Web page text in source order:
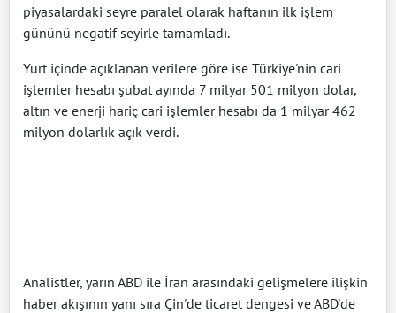
piyasalardaki seyre paralel olarak haftanın ilk işlem
gününü negatif seyirle tamamladı.
Yurt içinde açıklanan verilere göre ise Türkiye'nin cari
işlemler hesabı şubat ayında 7 milyar 501 milyon dolar,
altın ve enerji hariç cari işlemler hesabı da 1 milyar 462
milyon dolarlık açık verdi.
Analistler, yarın ABD ile İran arasındaki gelişmelere ilişkin
haber akışının yanı sıra Çin'de ticaret dengesi ve ABD'de